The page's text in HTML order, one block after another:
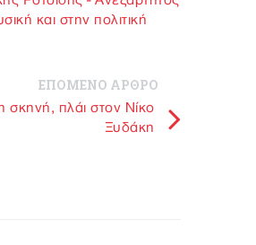
και στην πολιτική
ΕΠΟΜΕΝΟ ΑΡΘΡΟ
σκηνή, πλάι στον Νίκο
Ξυδάκη